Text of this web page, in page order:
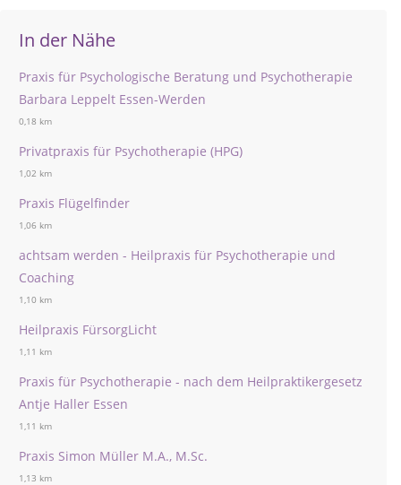
In der Nähe
Praxis für Psychologische Beratung und Psychotherapie
Barbara Leppelt Essen-Werden
0,18 km
Privatpraxis für Psychotherapie (HPG)
1,02 km
Praxis Flügelfinder
1,06 km
achtsam werden - Heilpraxis für Psychotherapie und
Coaching
1,10 km
Heilpraxis FürsorgLicht
1,11 km
Praxis für Psychotherapie - nach dem Heilpraktikergesetz
Antje Haller Essen
1,11 km
Praxis Simon Müller M.A., M.Sc.
1,13 km